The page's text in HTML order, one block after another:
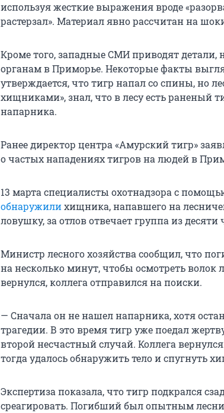
используя жесткие выражения вроде
растерзал». Материал явно рассчитан на
Кроме того, западные СМИ приводят
органам в Приморье. Некоторые факты
утверждается, что тигр напал со спины, но
хищниками», знал, что в лесу есть раненый
напарника.
Ранее директор центра «Амурский тигр»
о частых нападениях тигров на людей в
13 марта специалисты охотнадзора с
обнаружилихищника, напавшего на
ловушку, за отлов отвечает группа из десяти
Министр лесного хозяйства сообщил, что
на несколько минут, чтобы осмотреть волок
вернулся, коллега отправился на поиски.
— Сначала он не нашел напарника, хотя
трагедии. В это время тигр уже поедал
второй несчастный случай. Коллега
тогда удалось обнаружить тело и спугнуть
Экспертиза показала, что тигр подкрался
среагировать. Погибший был опытным